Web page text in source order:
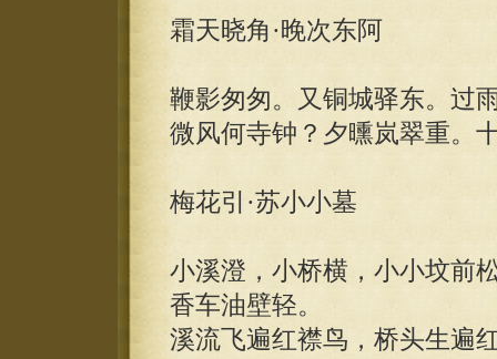
霜天晓角·晚次东阿
鞭影匆匆。又铜城驿东。
微风何寺钟？夕曛岚翠重。
梅花引·苏小小墓
小溪澄，小桥横，小小坟前
香车油壁轻。
溪流飞遍红襟鸟，桥头生遍